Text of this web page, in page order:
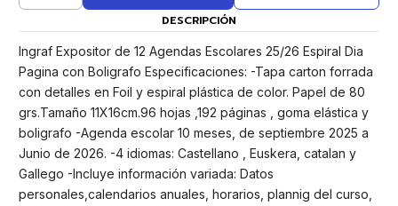
DESCRIPCIÓN
Ingraf Expositor de 12 Agendas Escolares 25/26 Espiral Dia
Pagina con Boligrafo Especificaciones: -Tapa carton forrada
con detalles en Foil y espiral plástica de color. Papel de 80
grs.Tamaño 11X16cm.96 hojas ,192 páginas , goma elástica y
boligrafo -Agenda escolar 10 meses, de septiembre 2025 a
Junio de 2026. -4 idiomas: Castellano , Euskera, catalan y
Gallego -Incluye información variada: Datos
personales,calendarios anuales, horarios, plannig del curso,